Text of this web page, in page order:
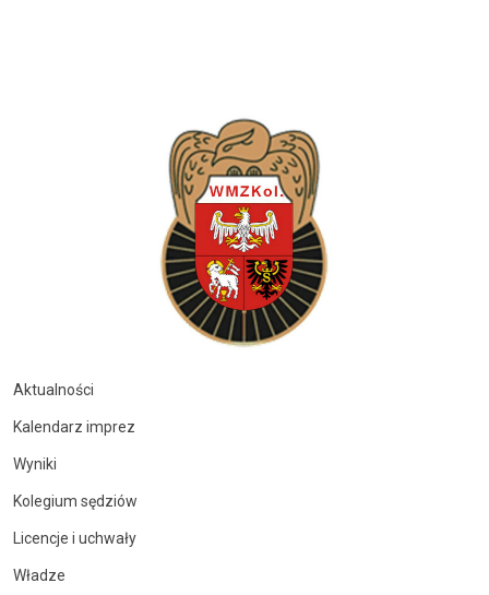
Aktualności
Kalendarz imprez
Wyniki
Kolegium sędziów
Licencje i uchwały
Władze